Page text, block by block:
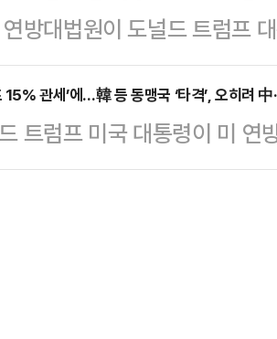
장 초반에는 1439원대까지
“어떤 나라든 터무니 없는
높은 관세와 그보다 더 나쁜
국을 갈취해 온 나라들이다
정부의 상호관세 정책이 의
했다. 이에 트럼프…
방대법원이 도널드 트럼프
헌 및 무효 판결을 내리면서
행정부가 즉각 플랜B를 가
성이 커지며 원·달러 환율의
금리 결정을 앞둔 한국은행
15% 관세’에…韓 등 동맹국 ‘타격’, 오히려 中
트럼프 미국 대통령이 미 연
로벌 단일 관세를 부과해 한